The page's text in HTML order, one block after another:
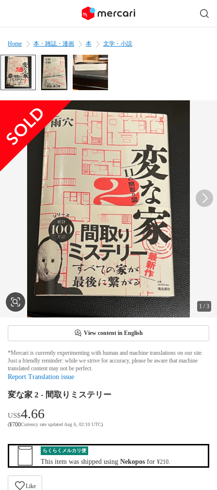
Home 本・雑誌・漫画 本 文学・小説
1 /3
View content in English
*Mercari is currently experimenting with human and machine translations on our site.
Just a friendly reminder: while we strive for accuracy, please be aware that machine
translated content may not be perfect.
Report Translation issue
変な家 2 - 間取りミステリー
US$4.66
(¥700Currency rate updated Aug 6, 02:10 UTC)
らくらくメルカリ便
This item was shipped using Nekopos for ¥210
Like